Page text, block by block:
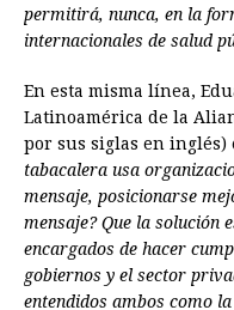
permitirá, nunca, en la
internacionales de salud
En esta misma línea,
Latinoamérica de la
por sus siglas en inglés)
tabacalera usa
mensaje, posicionarse
mensaje? Que la solución
encargados de hacer
gobiernos y el sector
entendidos ambos como